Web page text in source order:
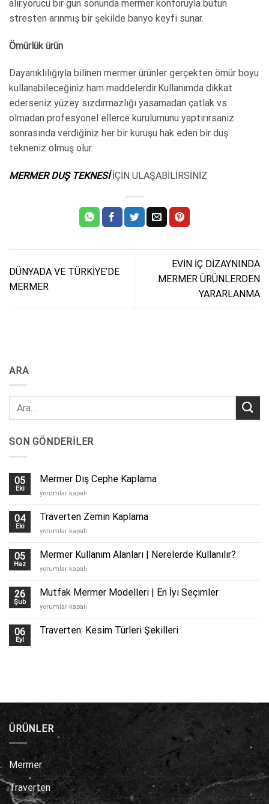
alır.yorucu bir gün sonunda mermer konforuyla bütün
stresten arınmış bir şekilde banyo keyfi sunar.
Ömürlük ürün
Dayanıklılığıyla bilinen mermer ürünler gerçekten ömür boyu
kullanabileceğiniz ham maddelerdir.Kullanımda dikkat
ederseniz yüzey sızdırmazlığı yasamadan çatlak vs
olmadan profesyonel ellerce kurulumunu yaptırırsanız
sonrasında verdiğiniz her bir kuruşu hak eden bir duş
tekneniz olmuş olur.
MERMER DUŞ TEKNESİİÇİN ULAŞABİLİRSİNİZ
DÜNYADA VE TÜRKİYE’DE
MERMER
EVİN İÇ DİZAYNINDA
MERMER ÜRÜNLERDEN
YARARLANMA
ARA
SON GÖNDERILER
05
Eki
Mermer Dış Cephe Kaplama
Mermer
Cephe
için
yorumlar kapalı
04
Eki
Traverten Zemin Kaplama
Traverten
Kaplama
yorumlar kapalı
05
Haz
Mermer Kullanım Alanları | Nerelerde Kullanılır?
Mermer
Alanları
Nerelerde
için
yorumlar kapalı
26
Şub
Mutfak Mermer Modelleri | En İyi Seçimler
Mutfak
Modelleri
yorumlar kapalı
06
Eyl
Traverten: Kesim Türleri Şekilleri
ÜRÜNLER
Mermer
Traverten